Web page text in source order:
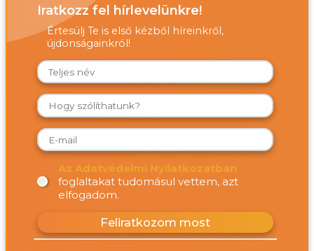
Iratkozz fel hírlevelünkre!
Értesülj Te is első kézből híreinkről,
újdonságainkról!
Az Adatvédelmi Nyilatkozatban
foglaltakat tudomásul vettem, azt
elfogadom.
Feliratkozom most